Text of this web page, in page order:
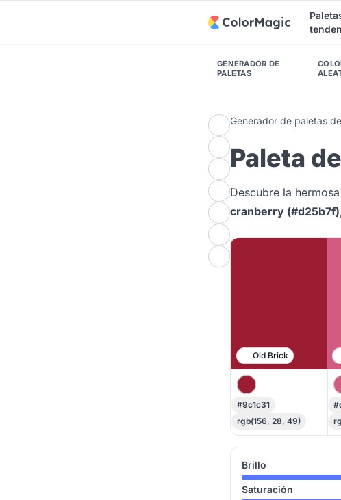
GENERADOR DE
PALETAS
Generador de paletas
Paleta
Descubre la hermosa
cranberry (#d25b7f)
Old Brick
#9c1c31
rgb(156, 28, 49)
Brillo
Saturación